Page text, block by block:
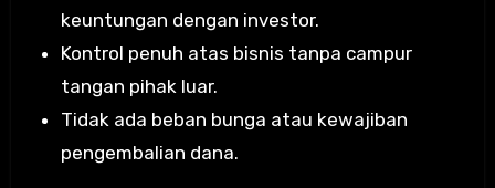
keuntungan dengan investor.
Kontrol penuh atas bisnis tanpa campur
tangan pihak luar.
Tidak ada beban bunga atau kewajiban
pengembalian dana.